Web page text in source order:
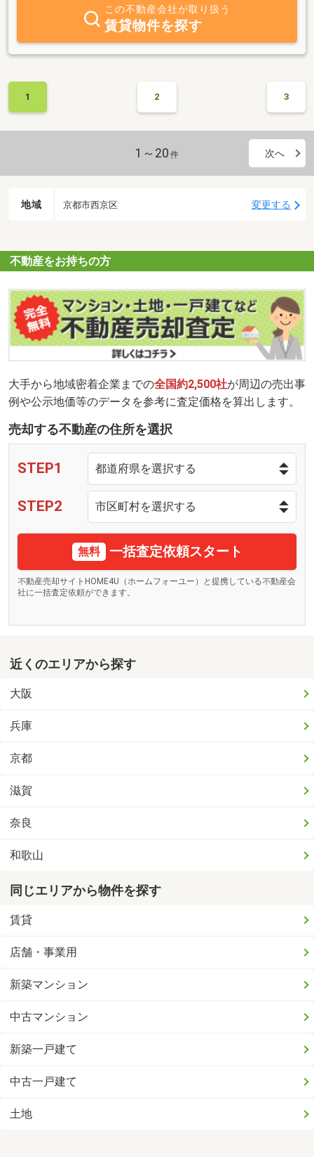
この不動産会社が取り扱う
賃貸物件を探す
1 2 3
1～20 件 次へ
地域 京都市西京区 変更する
不動産をお持ちの方
大手から地域密着企業までの全国約2,500社が周辺の売出事
例や公示地価等のデータを参考に査定価格を算出します。
売却する不動産の住所を選択
STEP1
STEP2
無料 一括査定依頼スタート
不動産売却サイトHOME4U（ホームフォーユー）と提携している不動産会
社に一括査定依頼ができます。
近くのエリアから探す
大阪
兵庫
京都
滋賀
奈良
和歌山
同じエリアから物件を探す
賃貸
店舗・事業用
新築マンション
中古マンション
新築一戸建て
中古一戸建て
土地